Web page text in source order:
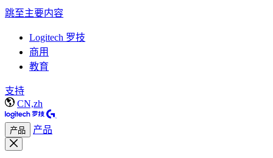
跳至主要内容
Logitech 罗技
商用
教育
支持
CN,zh
产品 产品